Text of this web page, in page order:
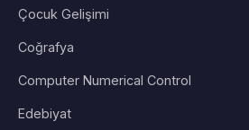
Çocuk Gelişimi
Coğrafya
Computer Numerical Control
Edebiyat